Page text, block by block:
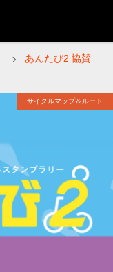
あんたび2 協賛
サイクルマップ＆ルート